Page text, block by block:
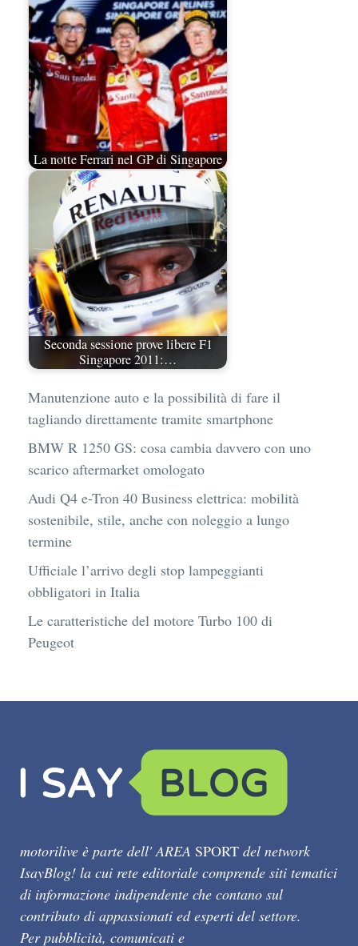
La notte Ferrari nel GP di Singapore
Seconda sessione prove libere F1
Singapore 2011:…
Manutenzione auto e la possibilità di fare il
tagliando direttamente tramite smartphone
BMW R 1250 GS: cosa cambia davvero con uno
scarico aftermarket omologato
Audi Q4 e-Tron 40 Business elettrica: mobilità
sostenibile, stile, anche con noleggio a lungo
termine
Ufficiale l’arrivo degli stop lampeggianti
obbligatori in Italia
Le caratteristiche del motore Turbo 100 di
Peugeot
motorilive è parte dell' AREA SPORT del network
IsayBlog! la cui rete editoriale comprende siti tematici
di informazione indipendente che contano sul
contributo di appassionati ed esperti del settore.
Per pubblicità, comunicati e